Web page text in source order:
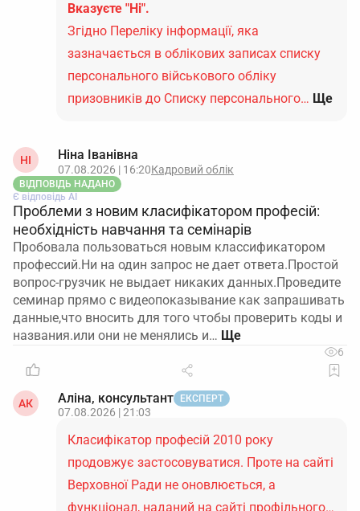
Вказуєте "Ні".
Згідно Переліку інформації, яка
зазначається в облікових записах списку
персонального військового обліку
призовників до Списку персонального… Ще
НІ Ніна Іванівна
07.08.2026 | 16:20Кадровий облік
ВІДПОВІДЬ НАДАНО
Є відповідь АІ
Проблеми з новим класифікатором професій:
необхідність навчання та семінарів
Пробовала пользоваться новым классификатором
профессий.Ни на один запрос не дает ответа.Простой
вопрос-грузчик не выдает никаких данных.Проведите
семинар прямо с видеопоказывание как запрашивать
данные,что вносить для того чтобы проверить коды и
названия.или они не менялись и…
6
АК Аліна, консультант ЕКСПЕРТ
07.08.2026 | 21:03
Класифікатор професій 2010 року
продовжує застосовуватися. Проте на сайті
Верховної Ради не оновлюється, а
функціонал, наданий на сайті профільного…